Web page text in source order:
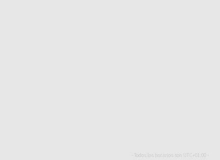
- Todos los horarios son UTC+01:00